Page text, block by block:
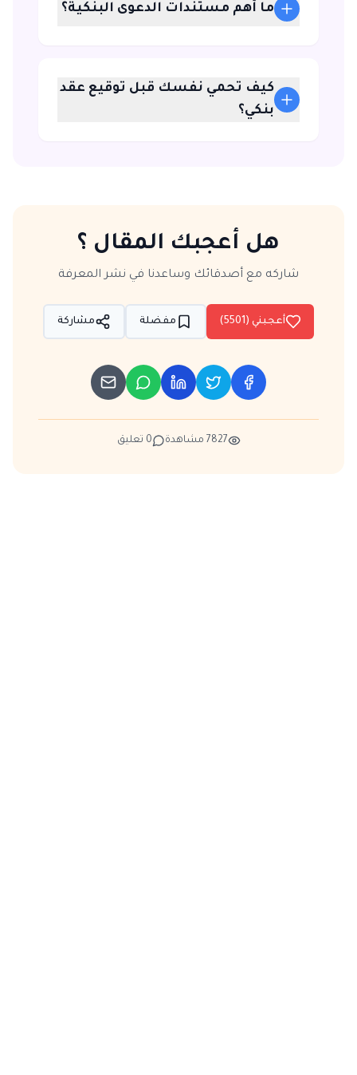
ما أهم مستندات الدعوى البنكية؟
كيف تحمي نفسك قبل توقيع عقد
بنكي؟
هل أعجبك المقال ؟
شاركه مع أصدقائك وساعدنا في نشر المعرفة
أعجبني (5501
) مفضلة مشاركة
7827 مشاهدة 0 تعليق